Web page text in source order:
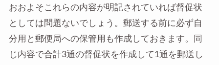
おおよそこれらの内容が明記されていれば督促状
としては問題ないでしょう。郵送する前に必ず自
分用と郵便局への保管用も作成しておきます。同
じ内容で合計3通の督促状を作成して1通を郵送し